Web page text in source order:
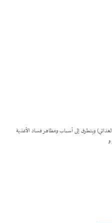
ويتطرق إلى أسباب ومظاهر فساد الأغذية
و